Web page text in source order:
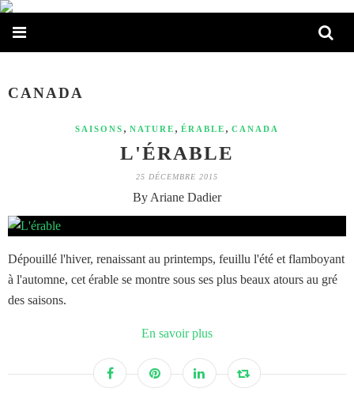
CANADA
SAISONS , NATURE , ÉRABLE , CANADA
L'ÉRABLE
25 DÉCEMBRE 2015
By Ariane Dadier
Dépouillé l'hiver, renaissant au printemps, feuillu l'été et flamboyant
à l'automne, cet érable se montre sous ses plus beaux atours au gré
des saisons.
En savoir plus